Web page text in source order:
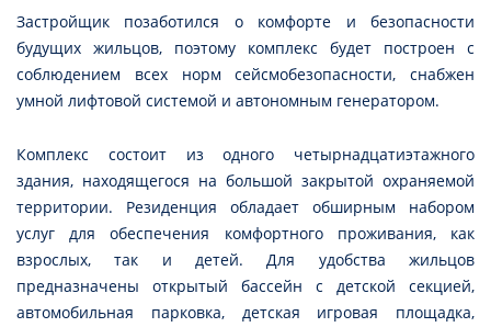
Застройщик позаботился о комфорте и безопасности
будущих жильцов, поэтому комплекс будет построен с
соблюдением всех норм сейсмобезопасности, снабжен
умной лифтовой системой и автономным генератором.
Комплекс состоит из одного четырнадцатиэтажного
здания, находящегося на большой закрытой охраняемой
территории. Резиденция обладает обширным набором
услуг для обеспечения комфортного проживания, как
взрослых, так и детей. Для удобства жильцов
предназначены открытый бассейн с детской секцией,
автомобильная парковка, детская игровая площадка,